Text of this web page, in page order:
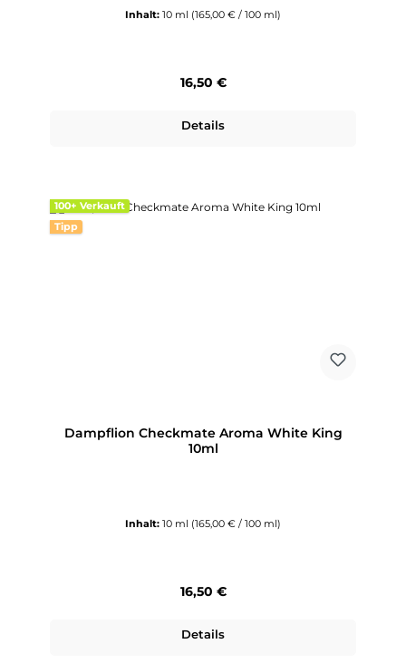
Inhalt: 10 ml (165,00 € / 100 ml)
Regulärer Preis:
16,50 €
Details
100+ Verkauft
Tipp
Dampflion Checkmate Aroma White King
10ml
Inhalt: 10 ml (165,00 € / 100 ml)
Regulärer Preis:
16,50 €
Details